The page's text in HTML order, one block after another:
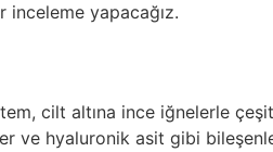
inceleme yapacağız.
cilt altına ince iğnelerle
ve hyaluronik asit gibi